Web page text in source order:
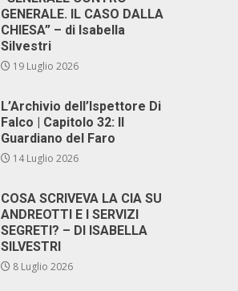
GENERALE. IL CASO DALLA
CHIESA” – di Isabella
Silvestri
19 Luglio 2026
L’Archivio dell’Ispettore Di
Falco | Capitolo 32: Il
Guardiano del Faro
14 Luglio 2026
COSA SCRIVEVA LA CIA SU
ANDREOTTI E I SERVIZI
SEGRETI? – DI ISABELLA
SILVESTRI
8 Luglio 2026